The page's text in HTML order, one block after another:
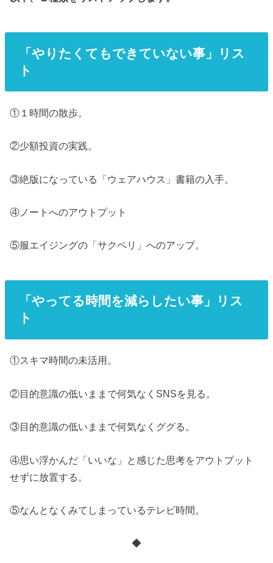
「やりたくてもできていない事」リス
ト
①１時間の散歩。
②少額投資の実践。
③絶版になっている「ウェアハウス」書籍の入手。
④ノートへのアウトプット
⑤服エイジングの「サクペリ」へのアップ。
「やってる時間を減らしたい事」リス
ト
①スキマ時間の未活用。
②目的意識の低いままで何気なくSNSを見る。
③目的意識の低いままで何気なくググる。
④思い浮かんだ「いいな」と感じた思考をアウトプット
せずに放置する。
⑤なんとなくみてしまっているテレビ時間。
◆